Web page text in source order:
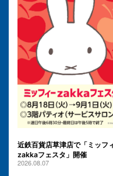
近鉄百貨店草津店で「ミッフ
zakkaフェスタ」開催
2026.08.07